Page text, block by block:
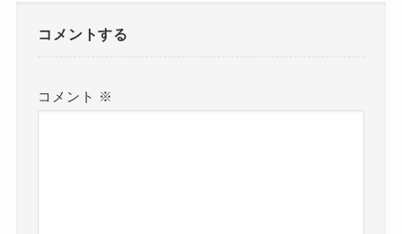
コメントする
コメント ※